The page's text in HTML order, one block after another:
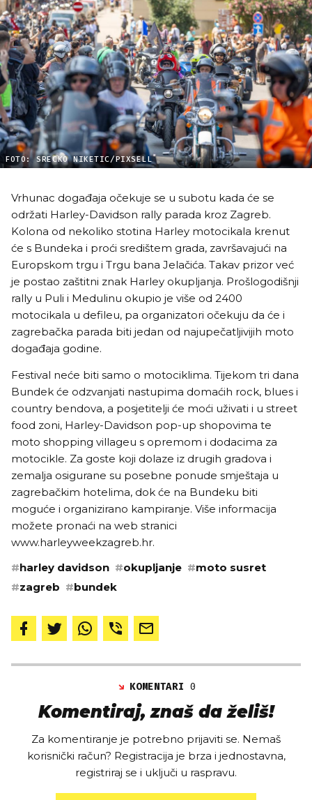
FOTO: SRECKO NIKETIC/PIXSELL
Vrhunac događaja očekuje se u subotu kada će se
održati Harley-Davidson rally parada kroz Zagreb.
Kolona od nekoliko stotina Harley motocikala krenut
će s Bundeka i proći središtem grada, završavajući na
Europskom trgu i Trgu bana Jelačića. Takav prizor već
je postao zaštitni znak Harley okupljanja. Prošlogodišnji
rally u Puli i Medulinu okupio je više od 2400
motocikala u defileu, pa organizatori očekuju da će i
zagrebačka parada biti jedan od najupečatljivijih moto
događaja godine.
Festival neće biti samo o motociklima. Tijekom tri dana
Bundek će odzvanjati nastupima domaćih rock, blues i
country bendova, a posjetitelji će moći uživati i u street
food zoni, Harley-Davidson pop-up shopovima te
moto shopping villageu s opremom i dodacima za
motocikle. Za goste koji dolaze iz drugih gradova i
zemalja osigurane su posebne ponude smještaja u
zagrebačkim hotelima, dok će na Bundeku biti
moguće i organizirano kampiranje. Više informacija
možete pronaći na web stranici
www.harleyweekzagreb.hr.
#harley davidson #okupljanje #moto susret
#zagreb #bundek
KOMENTARI0
Komentiraj, znaš da želiš!
Za komentiranje je potrebno prijaviti se. Nemaš
korisnički račun? Registracija je brza i jednostavna,
registriraj se i uključi u raspravu.